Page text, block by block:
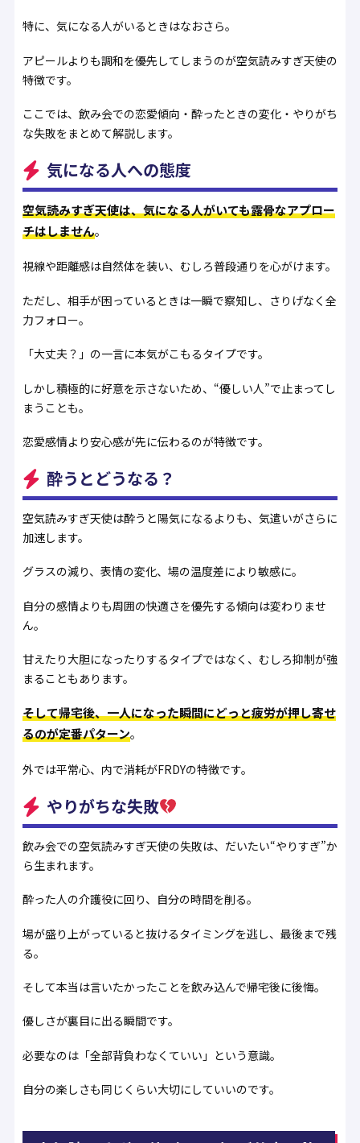
特に、気になる人がいるときはなおさら。
アピールよりも調和を優先してしまうのが空気読みすぎ天使の
特徴です。
ここでは、飲み会での恋愛傾向・酔ったときの変化・やりがち
な失敗をまとめて解説します。
気になる人への態度
空気読みすぎ天使は、気になる人がいても露骨なアプロー
チはしません。
視線や距離感は自然体を装い、むしろ普段通りを心がけます。
ただし、相手が困っているときは一瞬で察知し、さりげなく全
力フォロー。
「大丈夫？」の一言に本気がこもるタイプです。
しかし積極的に好意を示さないため、“優しい人”で止まってし
まうことも。
恋愛感情より安心感が先に伝わるのが特徴です。
酔うとどうなる？
空気読みすぎ天使は酔うと陽気になるよりも、気遣いがさらに
加速します。
グラスの減り、表情の変化、場の温度差により敏感に。
自分の感情よりも周囲の快適さを優先する傾向は変わりませ
ん。
甘えたり大胆になったりするタイプではなく、むしろ抑制が強
まることもあります。
そして帰宅後、一人になった瞬間にどっと疲労が押し寄せ
るのが定番パターン。
外では平常心、内で消耗がFRDYの特徴です。
やりがちな失敗
飲み会での空気読みすぎ天使の失敗は、だいたい“やりすぎ”か
ら生まれます。
酔った人の介護役に回り、自分の時間を削る。
場が盛り上がっていると抜けるタイミングを逃し、最後まで残
る。
そして本当は言いたかったことを飲み込んで帰宅後に後悔。
優しさが裏目に出る瞬間です。
必要なのは「全部背負わなくていい」という意識。
自分の楽しさも同じくらい大切にしていいのです。